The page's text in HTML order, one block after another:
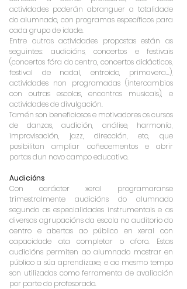
actividades poderán abranguer a totalidade
do alumnado, con programas específicos para
cada grupo de idade.
Entre outras actividades propostas están as
seguintes: audicións, concertos e festivais
(concertos fóra do centro, concertos didácticos,
festival de nadal, entroido, primavera...),
actividades non programadas (intercambios
con outras escolas, encontros musicais), e
actividades de divulgación.
Tamén son beneficiosos e motivadores os cursos
de danzas, audición, análise, harmonía,
improvisación, jazz, dirección, etc, que
posibilitan ampliar coñecementos e abrir
portas dun novo campo educativo.
Audicións
Con carácter xeral programaranse
trimestralmente audicións do alumnado
segundo as especialidades instrumentais e as
diversas agrupacións da escola no auditorio do
centro e abertas ao público en xeral con
capacidade ata completar o aforo. Estas
audicións permiten ao alumnado mostrar en
público a súa aprendizaxe, e ao mesmo tempo
son utilizadas como ferramenta de avaliación
por parte do profesorado.